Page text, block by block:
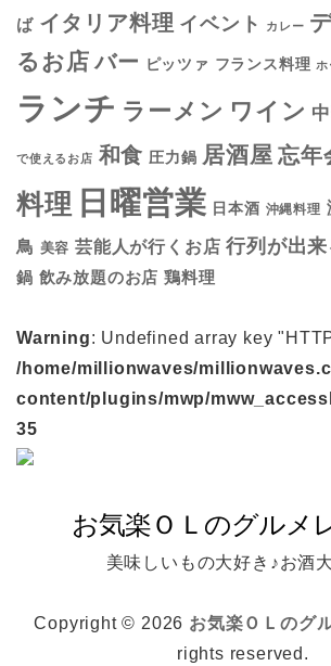
ば イタリア料理 イベント カレー
るお店 バー ピッツァ フランス料理 ホ
ランチ ラーメン ワイン
で使えるお店 和食 圧力鍋 居酒屋 忘年
料理 日曜営業 日本酒 沖縄料理
鳥 美容 芸能人が行くお店 行列が出
鍋 飲み放題のお店 鶏料理
Warning: Undefined array key
/home/millionwaves/
content/plugins/mwp/
35
美味しいもの大好き♪お酒
Copyright © 2026 お気楽ＯＬのグ
rights reserved.